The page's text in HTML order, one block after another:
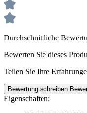
Durchschnittliche
Bewerten Sie dieses
Teilen Sie Ihre
Bewertung schreiben
Eigenschaften: